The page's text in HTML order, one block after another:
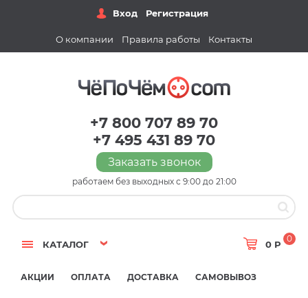
Вход Регистрация
О компании Правила работы Контакты
+7 800 707 89 70
+7 495 431 89 70
Заказать звонок
работаем без выходных с 9:00 до 21:00
КАТАЛОГ 0 Р
0
АКЦИИ ОПЛАТА ДОСТАВКА САМОВЫВОЗ